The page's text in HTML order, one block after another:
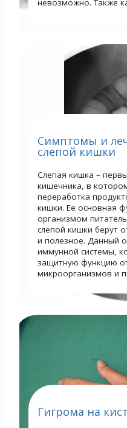
Симптомы и
слепой кишки
Слепая кишка –
кишечника, в
переработка
кишки. Ее основная
организмом
слепой кишки берут
и полезное. Данный
иммунной системы,
защитную функцию
микроорганизмов и
Гигрома на